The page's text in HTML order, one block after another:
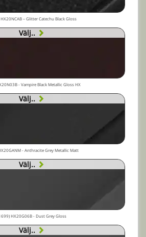
– Glitter Catechu Black Gloss
Välj..
- Vampire Black Metallic Gloss HX
Välj..
- Anthracite Grey Metallic Matt
Välj..
HX20G06B - Dust Grey Gloss
Välj..